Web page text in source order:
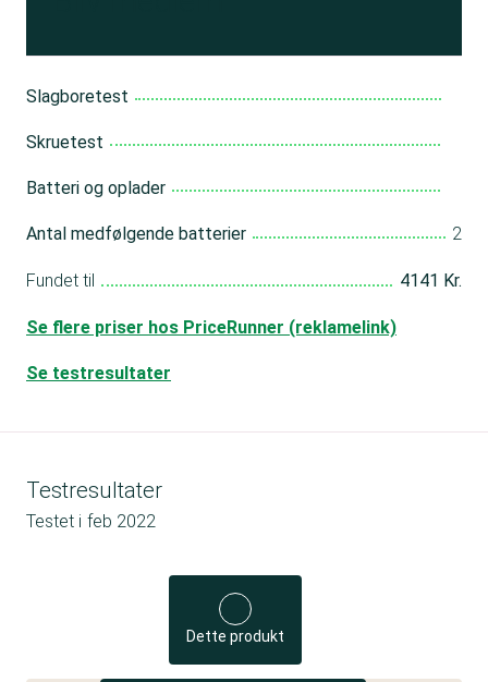
Slagboretest
Skruetest
Batteri og oplader
Antal medfølgende batterier 2
Fundet til 4141 Kr.
Se flere priser hos PriceRunner (reklamelink)
Se testresultater
Testresultater
Testet i feb 2022
Dette produkt